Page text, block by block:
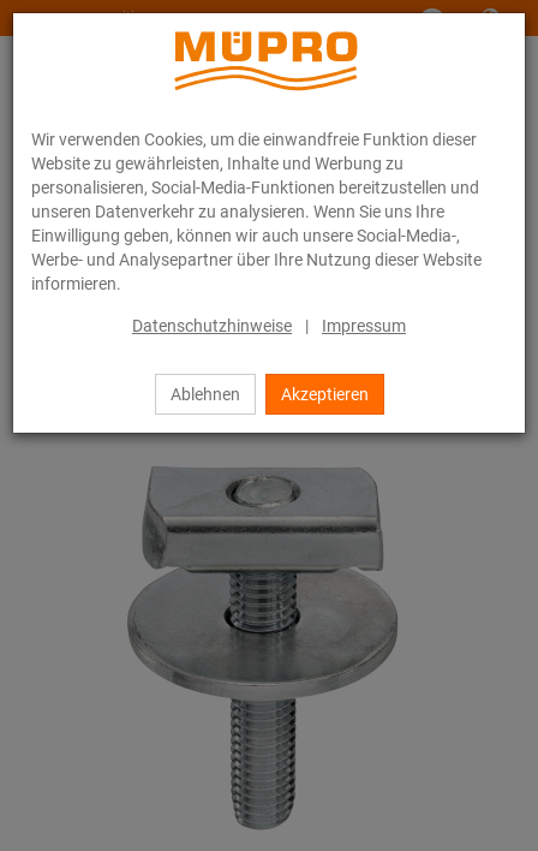
Wir verwenden Cookies, um die einwandfreie Funktion dieser
Website zu gewährleisten, Inhalte und Werbung zu
personalisieren, Social-Media-Funktionen bereitzustellen und
unseren Datenverkehr zu analysieren. Wenn Sie uns Ihre
Einwilligung geben, können wir auch unsere Social-Media-,
Werbe- und Analysepartner über Ihre Nutzung dieser Website
informieren.
Datenschutzhinweise | Impressum
Ablehnen Akzeptieren
www.muepro-maritim.com
Online-Katalog Befestigungstechnik
Lüftungsbefestigung
Installationsschienen für die Lüftungsbefestigung
MPR-Systemschienen (leichter bis mittlerer Lastbereich)